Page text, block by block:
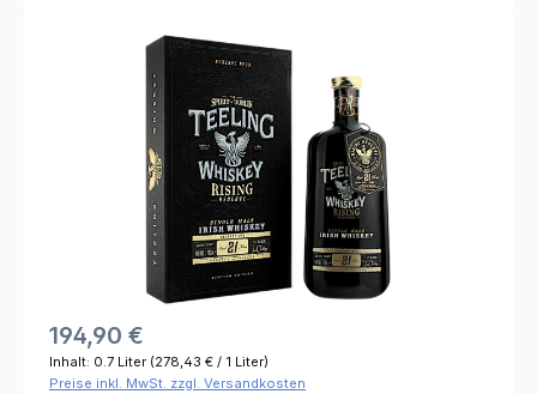
Bildergalerie überspringen
194,90 €
Inhalt: 0.7 Liter (278,43 € / 1 Liter)
Preise inkl. MwSt. zzgl. Versandkosten